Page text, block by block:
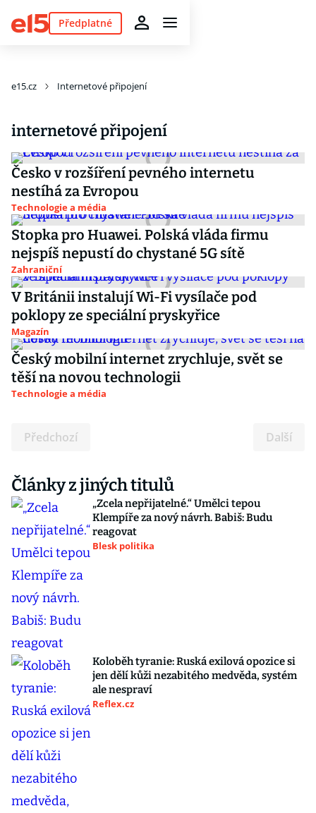
Předplatné
e15.cz Internetové připojení
internetové připojení
Česko v rozšíření pevného internetu
nestíhá za Evropou
Technologie a média
Stopka pro Huawei. Polská vláda firmu
nejspíš nepustí do chystané 5G sítě
Zahraniční
V Británii instalují Wi-Fi vysílače pod
poklopy ze speciální pryskyřice
Magazín
Český mobilní internet zrychluje, svět se
těší na novou technologii
Technologie a média
Předchozí Další
Články z jiných titulů
„Zcela nepřijatelné.“ Umělci tepou
Klempíře za nový návrh. Babiš: Budu
reagovat
Blesk politika
Koloběh tyranie: Ruská exilová opozice si
jen dělí kůži nezabitého medvěda, systém
ale nespraví
Reflex.cz